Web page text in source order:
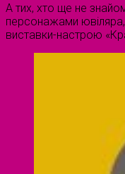
А тих, хто ще не
персонажами
виставки-настрою